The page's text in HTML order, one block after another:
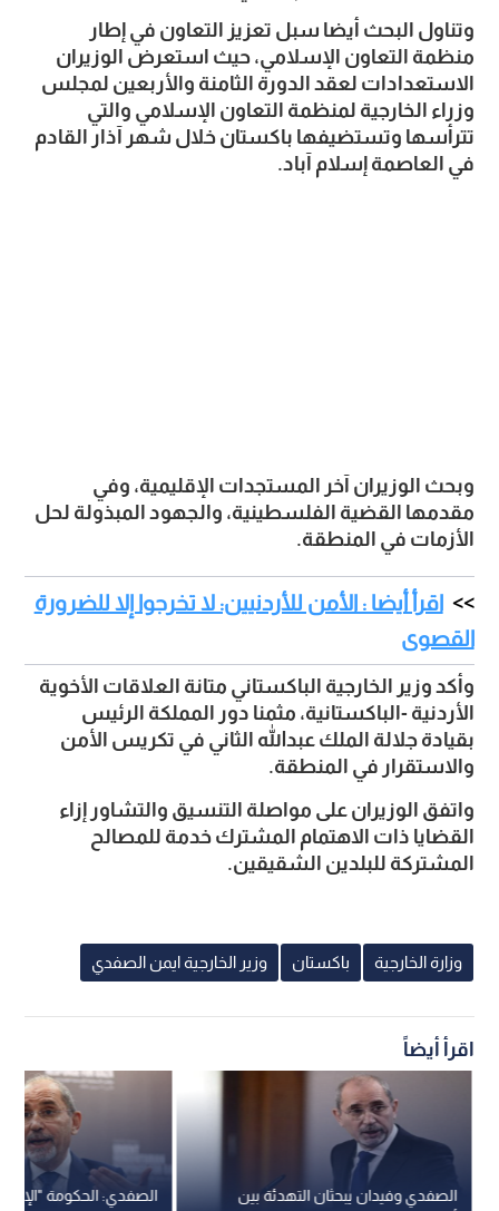
في العاصمة إسلام آباد.
الأزمات في المنطقة.
اقرأ أيضا : الأمن للأردنيين: لا تخرجوا إلا للضرورة
القصوى
والاستقرار في المنطقة.
المشتركة للبلدين الشقيقين.
وزارة الخارجية باكستان وزير الخارجية ايمن الصفدي
اقرأ أيضاً
الصفدي: الحكومة
الصفدي وفيدان يبحثان التهدئة بين